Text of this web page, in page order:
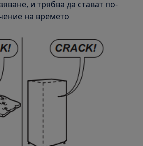
и трябва да стават по-
на времето